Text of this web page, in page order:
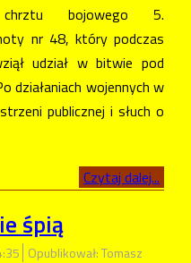
chrztu bojowego 5.
nr 48, który podczas
udział w bitwie pod
działaniach wojennych w
publicznej i słuch o
Czytaj dalej...
śpią
Opublikował: Tomasz